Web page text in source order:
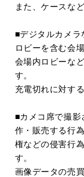
また、ケースな
■デジタルカメラ
ロビーを含む会
会場内ロビーな
す。
充電切れに対す
■カメコ席で撮影
作・販売する行
権などの侵害行
す。
画像データの売